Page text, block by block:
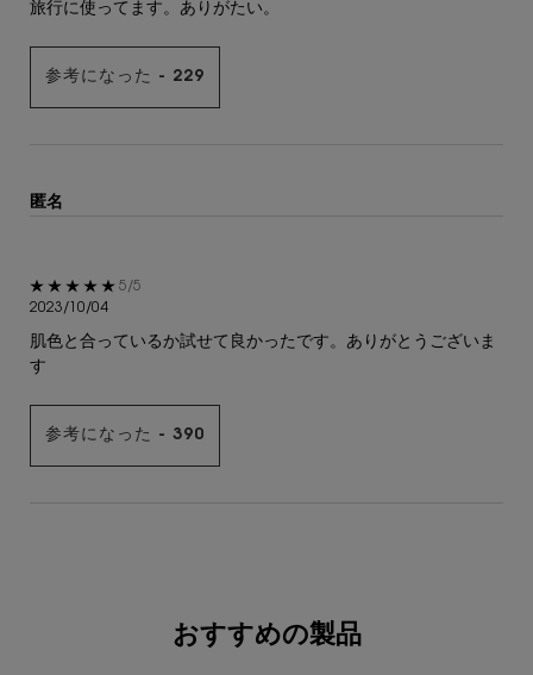
旅行に使ってます。ありがたい。
参考になった - 229
匿名
5星中5。
5/5
2023/10/04
肌色と合っているか試せて良かったです。ありがとうございま
す
参考になった - 390
おすすめの製品